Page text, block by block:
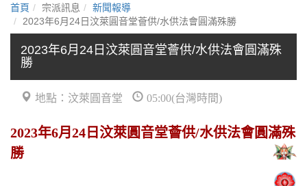
首頁 宗派訊息
新聞報導
2023年6月24日汶萊圓音堂薈供/水供法會圓滿殊勝
2023年6月24日汶萊圓音堂薈供/水供法會圓滿殊
勝
地點：汶萊圓音堂 05:00(台灣時間)
2023年6月24日汶萊圓音堂薈供/水供法會圓滿殊
勝